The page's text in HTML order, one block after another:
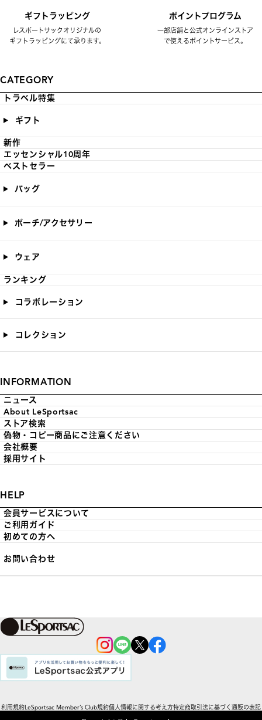
ギフトラッピング
レスポートサックオリジナルの
ギフトラッピングにて承ります。
ポイントプログラム
一部店舗と公式オンラインストア
で使えるポイントサービス。
CATEGORY
トラベル特集
ギフト
新作
エッセンシャル10周年
ベストセラー
バッグ
ポーチ/アクセサリー
ウェア
ランキング
コラボレーション
コレクション
INFORMATION
ニュース
About LeSportsac
ストア検索
偽物・コピー商品にご注意ください
会社概要
採用サイト
HELP
会員サービスについて
ご利用ガイド
初めての方へ
お問い合わせ
利用規約LeSportsac Member’s Club規約個人情報に関する考え方特定商取引法に基づく通販の表記